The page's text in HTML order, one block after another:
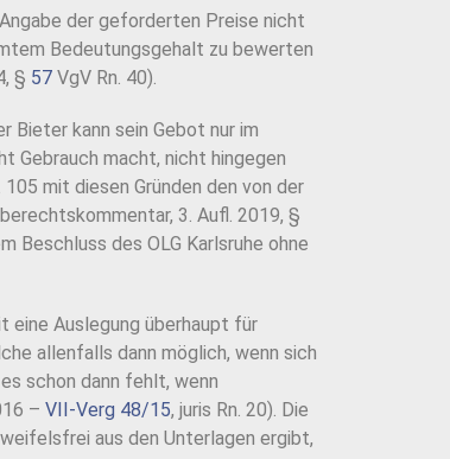
der geforderten Preise nicht
Bedeutungsgehalt zu bewerten
§ 57 VgV Rn. 40).
Bieter kann sein Gebot nur im
Gebrauch macht, nicht hingegen
mit diesen Gründen den von der
3. Aufl. 2019, §
Beschluss des OLG Karlsruhe ohne
eine Auslegung überhaupt für
allenfalls dann möglich, wenn sich
schon dann fehlt, wenn
– VII-Verg 48/15, juris Rn. 20). Die
aus den Unterlagen ergibt,